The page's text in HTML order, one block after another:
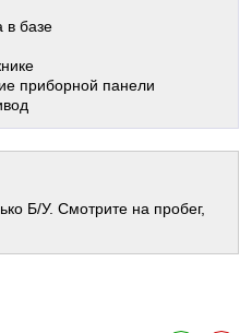
в базе
приборной панели
Б/У. Смотрите на пробег,